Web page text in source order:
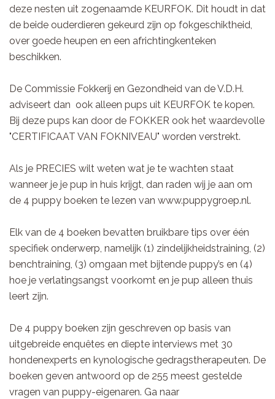
deze nesten uit zogenaamde KEURFOK. Dit houdt in dat
de beide ouderdieren gekeurd zijn op fokgeschiktheid,
over goede heupen en een africhtingkenteken
beschikken.
De Commissie Fokkerij en Gezondheid van de V.D.H.
adviseert dan ook alleen pups uit KEURFOK te kopen.
Bij deze pups kan door de FOKKER ook het waardevolle
"CERTIFICAAT VAN FOKNIVEAU" worden verstrekt.
Als je PRECIES wilt weten wat je te wachten staat
wanneer je je pup in huis krijgt, dan raden wij je aan om
de 4 puppy boeken te lezen van www.puppygroep.nl.
Elk van de 4 boeken bevatten bruikbare tips over één
specifiek onderwerp, namelijk (1) zindelijkheidstraining, (2)
benchtraining, (3) omgaan met bijtende puppy’s en (4)
hoe je verlatingsangst voorkomt en je pup alleen thuis
leert zijn.
De 4 puppy boeken zijn geschreven op basis van
uitgebreide enquêtes en diepte interviews met 30
hondenexperts en kynologische gedragstherapeuten. De
boeken geven antwoord op de 255 meest gestelde
vragen van puppy-eigenaren. Ga naar